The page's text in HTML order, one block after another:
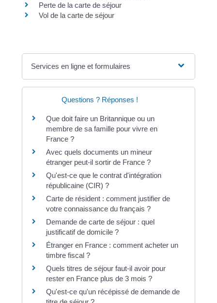
Perte de la carte de séjour
Vol de la carte de séjour
Services en ligne et formulaires
Questions ? Réponses !
Que doit faire un Britannique ou un
membre de sa famille pour vivre en
France ?
Avec quels documents un mineur
étranger peut-il sortir de France ?
Qu'est-ce que le contrat d'intégration
républicaine (CIR) ?
Carte de résident : comment justifier de
votre connaissance du français ?
Demande de carte de séjour : quel
justificatif de domicile ?
Étranger en France : comment acheter un
timbre fiscal ?
Quels titres de séjour faut-il avoir pour
rester en France plus de 3 mois ?
Qu'est-ce qu'un récépissé de demande de